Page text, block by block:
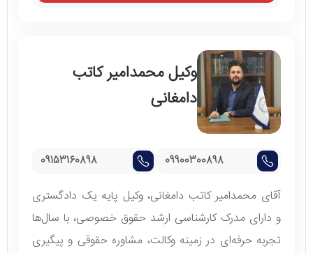
وکیل محمدامیر کاتب
دامغانی
09900300898
09153160898
آقای محمدامیر کاتب دامغانی، وکیل پایه یک دادگستری
و دارای مدرک کارشناسی ارشد حقوق خصوصی، با سال‌ها
تجربه حرفه‌ای در زمینه وکالت، مشاوره حقوقی و پیگیری